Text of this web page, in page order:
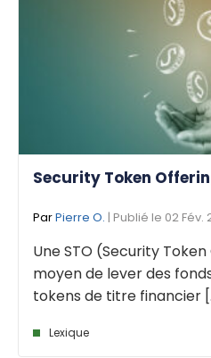
Security Token
ParPierre O. | Publié le 02 Fév.
Une STO (Security
moyen de lever des
tokens de titre financier
Lexique